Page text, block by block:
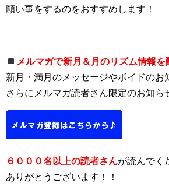
願い事をするのをおすすめします！
メルマガで新月＆月のリズム情報を
新月・満月のメッセージやボイドのお
さらにメルマガ読者さん限定のお知ら
６０００名以上の読者さんが読んでく
ありがとうございます！！